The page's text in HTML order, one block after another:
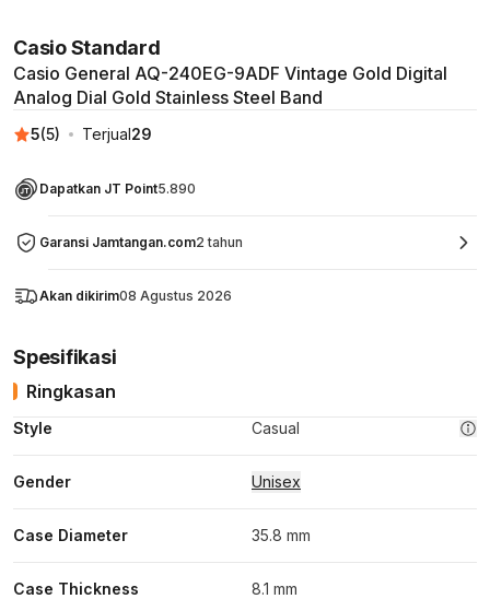
Casio Standard
Casio General AQ-240EG-9ADF Vintage Gold Digital
Analog Dial Gold Stainless Steel Band
5(5) Terjual29
Dapatkan JT Point5.890
Garansi Jamtangan.com2 tahun
Akan dikirim08 Agustus 2026
Spesifikasi
Ringkasan
Style Casual
Gender Unisex
Case Diameter 35.8 mm
Case Thickness 8.1 mm